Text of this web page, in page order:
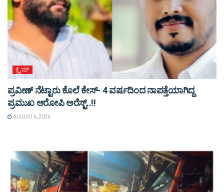
ಕ್ರೈಮ್
ಪ್ರವೀಣ್ ನೆಟ್ಟಾರು ಕೊಲೆ ಕೇಸ್‌- 4 ವರ್ಷದಿಂದ ನಾಪತ್ತೆಯಾಗಿದ್ದ
ಪ್ರಮುಖ ಆರೋಪಿ ಅರೆಸ್ಟ್‌..!!
AUGUST 6, 2026